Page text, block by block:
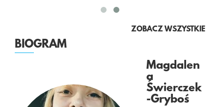
ZOBACZ WSZYSTKIE
BIOGRAM
Magdalen
a
Świerczek
-Gryboś